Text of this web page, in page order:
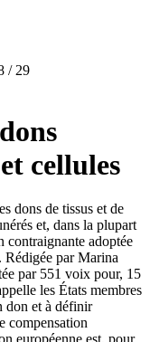
/ 29
cellules
dons de tissus et de
et, dans la plupart
contraignante adoptée
Rédigée par Marina
par 551 voix pour, 15
les États membres
don et à définir
compensation
européenne est, pour